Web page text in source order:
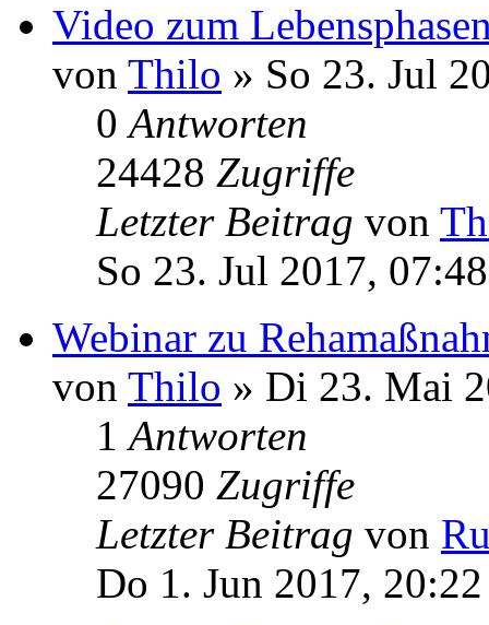
Video zum
von Thilo » So 23. Jul
0Antworten
24428 Zugriffe
Letzter Beitrag von
So 23. Jul 2017, 07:48
Webinar zu
von Thilo » Di 23. Mai
1Antworten
27090 Zugriffe
Letzter Beitrag von
Do 1. Jun 2017, 20:22